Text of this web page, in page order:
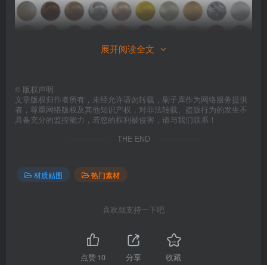
展开阅读全文
© 版权声明
文章版权归作者所有，未经允许请勿转载，刷子库作为网络服务提供
者，尊重网络版权及其他知识产权，对非法转载、盗版行为的发生不
具备充分的监控能力，若您的权利被侵害，请与我们联系！
THE END
材质贴图 热门素材
喜欢就支持一下吧
点赞10 分享 收藏